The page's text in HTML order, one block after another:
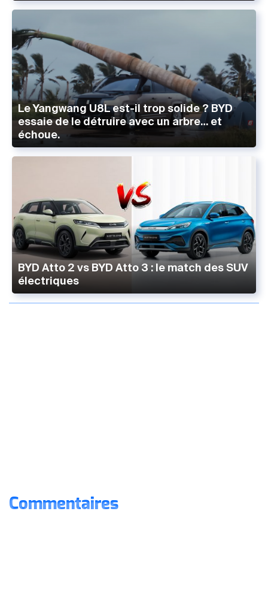
Le Yangwang U8L est-il trop solide ? BYD
essaie de le détruire avec un arbre… et
échoue.
BYD Atto 2 vs BYD Atto 3 : le match des SUV
électriques
Commentaires